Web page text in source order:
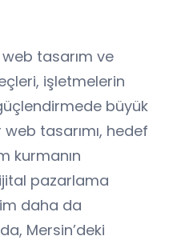
tasarım ve
işletmelerin
büyük
tasarımı, hedef
kurmanın
pazarlama
daha da
Mersin’deki